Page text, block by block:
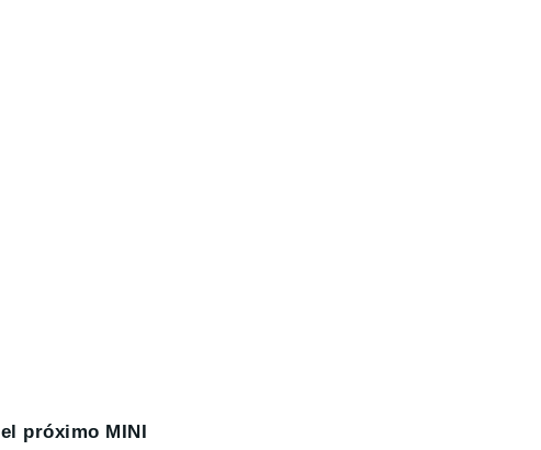
el próximo MINI